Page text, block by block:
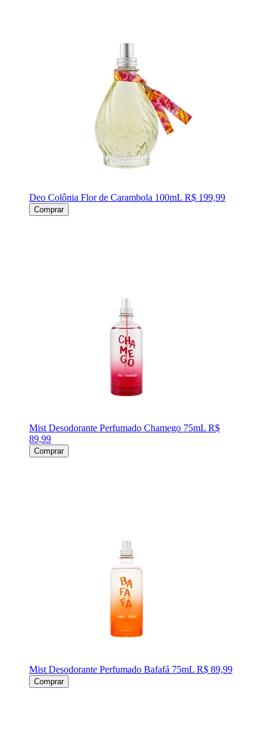
Deo Colônia Flor de Carambola 100mL R$ 199,99
Comprar
Mist Desodorante Perfumado Chamego 75mL R$
89,99
Comprar
Mist Desodorante Perfumado Bafafá 75mL R$ 89,99
Comprar